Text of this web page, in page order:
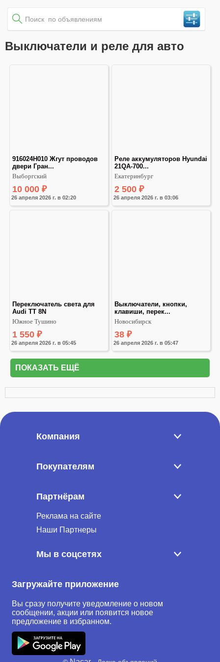
Выключатели и реле для авто
26 апреля 2026 г. в 02:20
916024H010 Жгут проводов
двери Гран...
Выборгский
10 000 ₽
26 апреля 2026 г. в 03:06
Реле аккумуляторов Hyundai
21QA-700...
Екатеринбург
2 500 ₽
26 апреля 2026 г. в 05:45
Переключатель света для
Audi TT 8N
Южное Тушино
1 550 ₽
26 апреля 2026 г. в 05:47
Выключатели, кнопки,
клавиши, перек...
Новосибирск
38 ₽
ПОКАЗАТЬ ЕЩЁ
Компания
Покупателям
Партнёрам
Реклама на сайте
Наши Партнеры
Мы в соцсетях
Загружайте приложение
Вы сразу получите уведомление о новом
сообщении, акции или появится новое
предложение в избранном.